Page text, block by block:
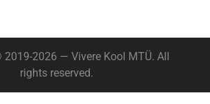
2019-2026 — Vivere Kool MTÜ. All
rights reserved.